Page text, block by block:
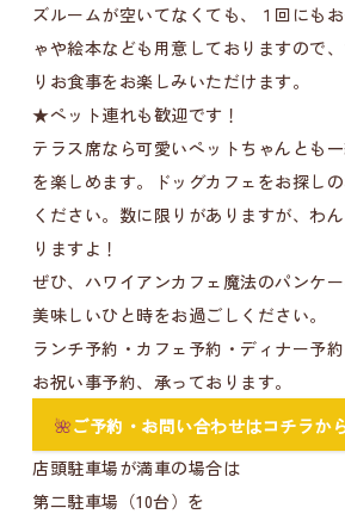
ズルームが空いてなくても、１回にも
ゃや絵本なども用意しておりますので
りお食事をお楽しみいただけます。
★ペット連れも歓迎です！
テラス席なら可愛いペットちゃんとも
を楽しめます。ドッグカフェをお探し
ください。数に限りがありますが、わ
りますよ！
ぜひ、ハワイアンカフェ魔法のパンケ
美味しいひと時をお過ごしください。
ランチ予約・カフェ予約・ディナー予
お祝い事予約、承っております。
🌺ご予約・お問い合わせはコチラか
店頭駐車場が満車の場合は
第二駐車場（10台）を